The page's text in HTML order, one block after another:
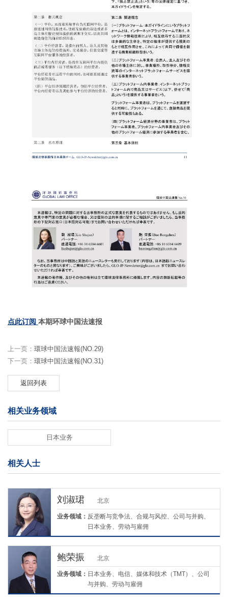
点此订阅 本期环球中国法速报
上一页： 環球中国法速報(NO.29)
下一页： 環球中国法速報(NO.31)
返回列表
相关业务领域
日本业务
相关人士
刘淑珺 北京
业务领域： 反垄断与竞争法、合规与风控、公司与并购、
日本业务、劳动与雇佣
鲍荣振 北京
业务领域： 日本业务、电信、媒体和技术（TMT）、公司
与并购、劳动与雇佣